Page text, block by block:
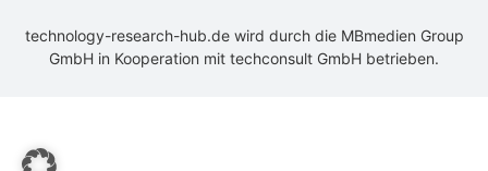
technology-research-hub.de wird durch die MBmedien Group
GmbH in Kooperation mit techconsult GmbH betrieben.